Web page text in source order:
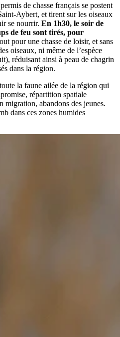
de chasse français se postent
Aybert, et tirent sur les oiseaux
se nourrir. En 1h30, le soir de
de feu sont tirés, pour
pour une chasse de loisir, et sans
oiseaux, ni même de l’espèce
réduisant ainsi à peau de chagrin
dans la région.
la faune ailée de la région qui
répartition spatiale
migration, abandons des jeunes.
dans ces zones humides